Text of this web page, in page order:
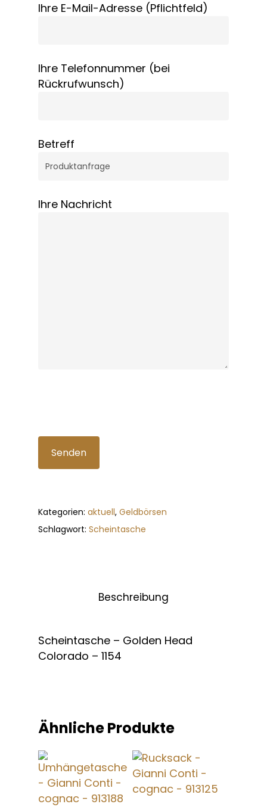
Ihre E-Mail-Adresse (Pflichtfeld)
Ihre Telefonnummer (bei
Rückrufwunsch)
Betreff
Ihre Nachricht
Kategorien: aktuell, Geldbörsen
Schlagwort: Scheintasche
Beschreibung
Scheintasche – Golden Head
Colorado – 1154
Ähnliche Produkte